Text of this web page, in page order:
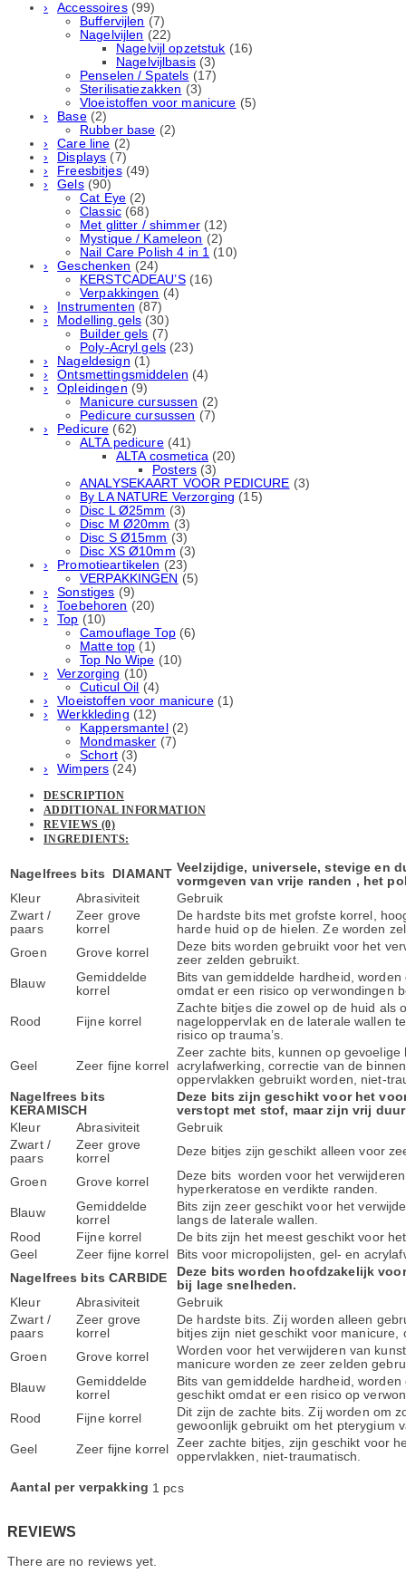
Accessoires (99)
Buffervijlen (7)
Nagelvijlen (22)
Nagelvijl opzetstuk (16)
Nagelvijlbasis (3)
Penselen / Spatels (17)
Sterilisatiezakken (3)
Vloeistoffen voor manicure (5)
Base (2)
Rubber basе (2)
Care line (2)
Displays (7)
Freesbitjes (49)
Gels (90)
Cat Eye (2)
Classic (68)
Met glitter / shimmer (12)
Mystique / Kameleon (2)
Nail Care Polish 4 in 1 (10)
Geschenken (24)
KERSTCADEAU’S (16)
Verpakkingen (4)
Instrumenten (87)
Modelling gels (30)
Builder gels (7)
Poly-Acryl gels (23)
Nageldesign (1)
Ontsmettingsmiddelen (4)
Opleidingen (9)
Manicure cursussen (2)
Pedicure cursussen (7)
Pedicure (62)
ALTA pedicure (41)
ALTA cosmetica (20)
Posters (3)
ANALYSEKAART VOOR PEDICURE (3)
By LA NATURE Verzorging (15)
Disc L Ø25mm (3)
Disc M Ø20mm (3)
Disc S Ø15mm (3)
Disc XS Ø10mm (3)
Promotieartikelen (23)
VERPAKKINGEN (5)
Sonstiges (9)
Toebehoren (20)
Top (10)
Camouflage Top (6)
Matte top (1)
Top No Wipe (10)
Verzorging (10)
Cuticul Oil (4)
Vloeistoffen voor manicure (1)
Werkkleding (12)
Kappersmantel (2)
Mondmasker (7)
Schort (3)
Wimpers (24)
DESCRIPTION
ADDITIONAL INFORMATION
REVIEWS (0)
INGREDIENTS:
Nagelfrees bits DIAMANT Veelzijdige, universele, stevige en
vormgeven van vrije randen , het
Kleur
Abrasiviteit
Gebruik
Zwart /
paars
Zeer grove
korrel
De hardste bits met grofste korrel,
harde huid op de hielen. Ze worden
Groen
Grove korrel
Deze bits worden gebruikt voor het
zeer zelden gebruikt.
Blauw
Gemiddelde
korrel
Bits van gemiddelde hardheid,
omdat er een risico op verwondingen
Rood Fijne korrel
Zachte bitjes die zowel op de huid als
nageloppervlak en de laterale wallen
risico op trauma’s.
Geel Zeer fijne korrel
Zeer zachte bits, kunnen op
acrylafwerking, correctie van de
oppervlakken gebruikt worden, niet-
Nagelfrees bits
KERAMISCH
Deze bits zijn geschikt voor het
verstopt met stof, maar zijn vrij
Kleur
Abrasiviteit
Gebruik
Zwart /
paars
Zeer grove
korrel
Deze bitjes zijn geschikt alleen voor
Groen Grove korrel
Deze bits worden voor het
hyperkeratose en verdikte randen.
Blauw
Gemiddelde
korrel
Bits zijn zeer geschikt voor het
langs de laterale wallen.
Rood
Fijne korrel
De bits zijn het meest geschikt voor
Geel
Zeer fijne korrel
Bits voor micropolijsten, gel- en
Nagelfrees bits CARBIDE
Deze bits worden hoofdzakelijk
bij lage snelheden.
Kleur
Abrasiviteit
Gebruik
Zwart /
paars
Zeer grove
korrel
De hardste bits. Zij worden alleen
bitjes zijn niet geschikt voor manicure,
Groen
Grove korrel
Worden voor het verwijderen van
manicure worden ze zeer zelden
Blauw
Gemiddelde
korrel
Bits van gemiddelde hardheid,
geschikt omdat er een risico op
Rood
Fijne korrel
Dit zijn de zachte bits. Zij worden om
gewoonlijk gebruikt om het pterygium
Geel
Zeer fijne korrel
Zeer zachte bitjes, zijn geschikt voor
oppervlakken, niet-traumatisch.
Aantal per verpakking 1 pcs
REVIEWS
There are no reviews yet.